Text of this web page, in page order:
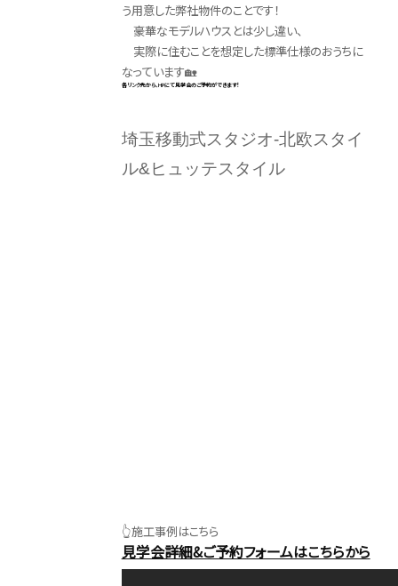
う用意した弊社物件のことです！
豪華なモデルハウスとは少し違い、
実際に住むことを想定した標準仕様のおうちに
なっています🏡
各リンク先から、HPにて見学会のご予約ができます！
埼玉移動式スタジオ-北欧スタイ
ル&ヒュッテスタイル
👆施工事例はこちら
見学会詳細&ご予約フォームはこちらから